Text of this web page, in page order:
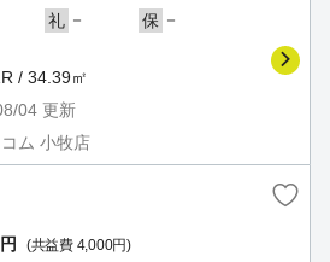
礼 － 保 －
/ 34.39㎡
04 更新
ム 小牧店
(共益費 4,000円)